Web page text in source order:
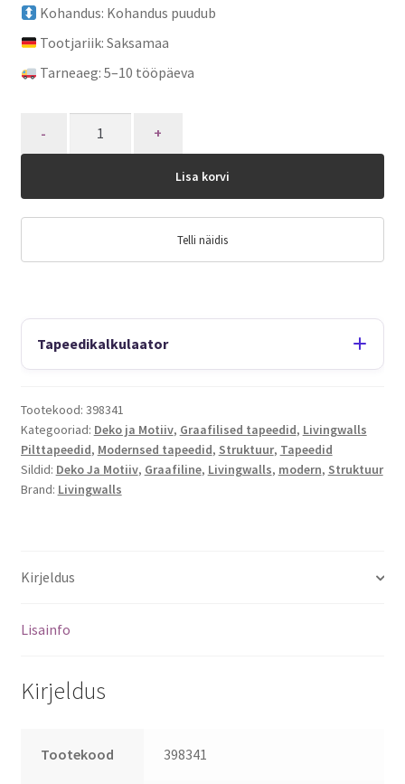
Kohandus: Kohandus puudub
Tootjariik: Saksamaa
Tarneaeg: 5–10 tööpäeva
Lisa korvi
Telli näidis
Tapeedikalkulaator
Tootekood: 398341
Kategooriad: Deko ja Motiiv, Graafilised tapeedid, Livingwalls
Pilttapeedid, Modernsed tapeedid, Struktuur, Tapeedid
Sildid: Deko Ja Motiiv, Graafiline, Livingwalls, modern, Struktuur
Brand: Livingwalls
Kirjeldus
Lisainfo
Kirjeldus
Tootekood 398341